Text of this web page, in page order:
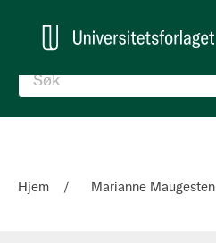
Hjem Marianne Maugesten